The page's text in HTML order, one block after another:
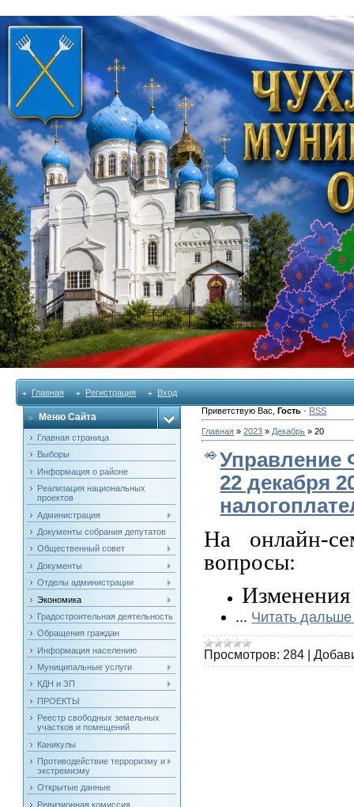
Главная Регистрация Вход
Меню Сайта
Главная страница
Выборы
Информация о районе
Реализация национальных
проектов
Администрация
Документы собрания депутатов
Общественный совет
Документы
Отделы администрации
Экономика
Градостроительная деятельность
Обращения граждан
Информация населению
Муниципальные услуги
КДН и ЗП
ПРОЕКТЫ
Реестр свободных земельных
участков и помещений
Каникулы
Противодействие терроризму и
экстремизму
Открытые данные
Ревизионная комиссия
Приветствую Вас ,Гость · RSS
Главная »2023 » Декабрь » 20
Управление
22 декабря
На онлайн-
вопросы:
... Читать
Просмотров: 284 |